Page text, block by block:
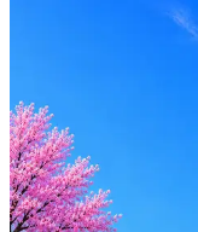
Стратегия